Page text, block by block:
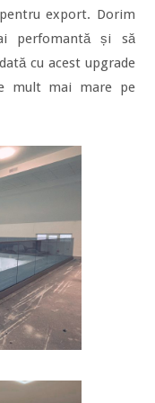
export. Dorim
perfomantă și să
cu acest upgrade
mult mai mare pe